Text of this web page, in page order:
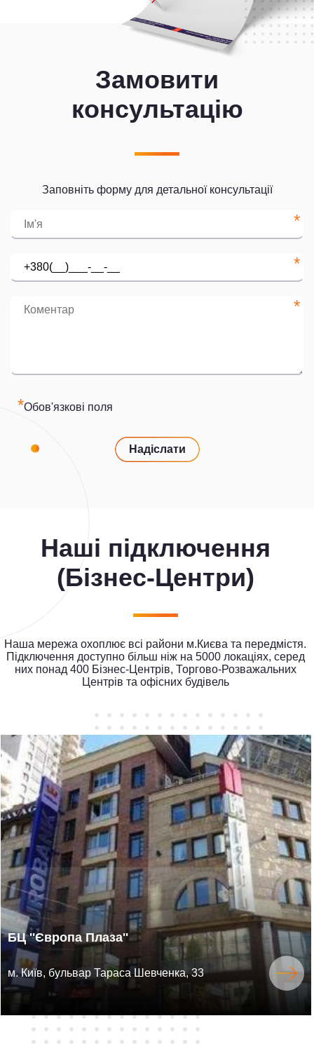
Замовити
консультацію
Заповніть форму для детальної консультації
*
*
*
*Обов'язкові поля
Надіслати
Наші підключення
(Бізнес-Центри)
Наша мережа охоплює всі райони м.Києва та передмістя.
Підключення доступно більш ніж на 5000 локаціях, серед
них понад 400 Бізнес-Центрів, Торгово-Розважальних
Центрів та офісних будівель
БЦ ''Європа Плаза''
м. Київ, бульвар Тараса Шевченка, 33